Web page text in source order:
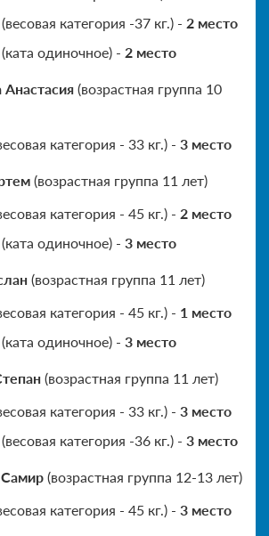
категория -37 кг.) - 2 место
одиночное) - 2 место
(возрастная группа 10
категория - 33 кг.) - 3 место
(возрастная группа 11 лет)
категория - 45 кг.) - 2 место
одиночное) - 3 место
(возрастная группа 11 лет)
категория - 45 кг.) - 1 место
одиночное) - 3 место
(возрастная группа 11 лет)
категория - 33 кг.) - 3 место
категория -36 кг.) - 3 место
(возрастная группа 12-13 лет)
категория - 45 кг.) - 3 место